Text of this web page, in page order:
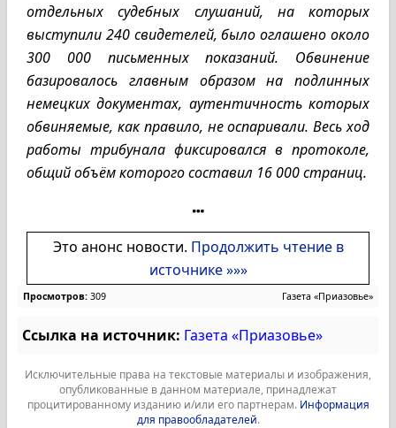
отдельных судебных слушаний, на которых
выступили 240 свидетелей, было оглашено около
300 000 письменных показаний. Обвинение
базировалось главным образом на подлинных
немецких документах, аутентичность которых
обвиняемые, как правило, не оспаривали. Весь ход
работы трибунала фиксировался в протоколе,
общий объём которого составил 16 000 страниц.
Это анонс новости. Продолжить чтение в
источнике »»»
Просмотров: 309 Газета «Приазовье»
Ссылка на источник: Газета «Приазовье»
Исключительные права на текстовые материалы и изображения,
опубликованные в данном материале, принадлежат
процитированному изданию и/или его партнерам. Информация
для правообладателей.